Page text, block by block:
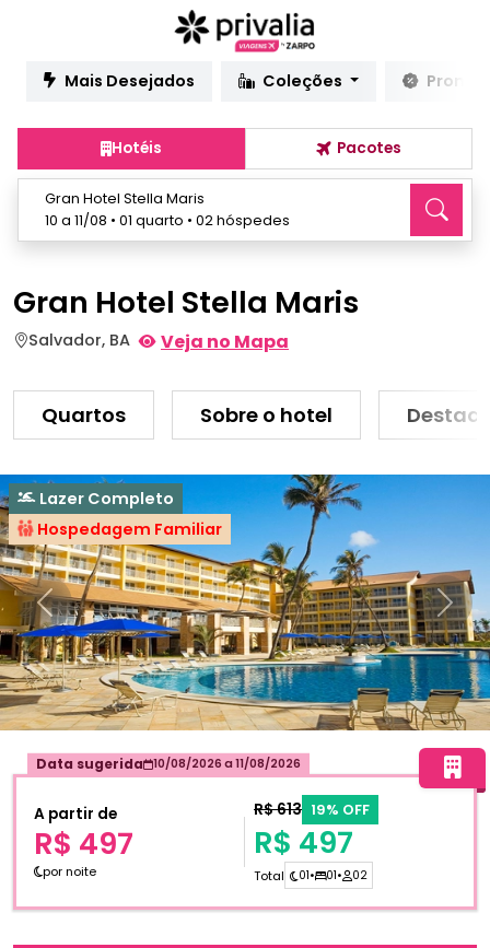
Mais Desejados Coleções
Hotéis Pacotes
Gran Hotel Stella Maris
10 a 11/08 • 01 quarto • 02 hóspedes
Gran Hotel Stella Maris
Salvador, BA Veja no Mapa
Quartos Sobre o hotel
Anterior
Lazer Completo
Hospedagem Familiar
Data sugerida 10/08/2026 a 11/08/2026
A partir de
R$ 497
por noite
R$ 613 19% OFF
R$ 497
Total 01• 01• 02